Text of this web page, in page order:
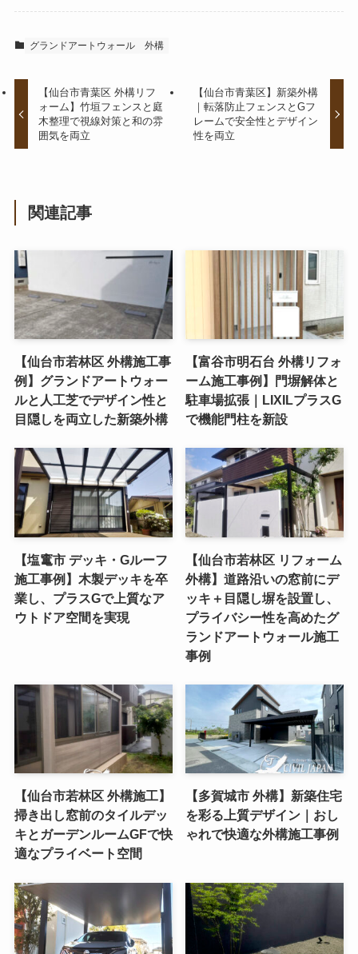
グランドアートウォール 外構
【仙台市青葉区 外構リフ
ォーム】竹垣フェンスと庭
木整理で視線対策と和の雰
囲気を両立
【仙台市青葉区】新築外構
｜転落防止フェンスとGフ
レームで安全性とデザイン
性を両立
関連記事
【仙台市若林区 外構施工事
例】グランドアートウォー
ルと人工芝でデザイン性と
目隠しを両立した新築外構
【富谷市明石台 外構リフォ
ーム施工事例】門塀解体と
駐車場拡張｜LIXILプラスG
で機能門柱を新設
【塩竃市 デッキ・Gルーフ
施工事例】木製デッキを卒
業し、プラスGで上質なア
ウトドア空間を実現
【仙台市若林区 リフォーム
外構】道路沿いの窓前にデ
ッキ＋目隠し塀を設置し、
プライバシー性を高めたグ
ランドアートウォール施工
事例
【仙台市若林区 外構施工】
掃き出し窓前のタイルデッ
キとガーデンルームGFで快
適なプライベート空間
【多賀城市 外構】新築住宅
を彩る上質デザイン｜おし
ゃれで快適な外構施工事例